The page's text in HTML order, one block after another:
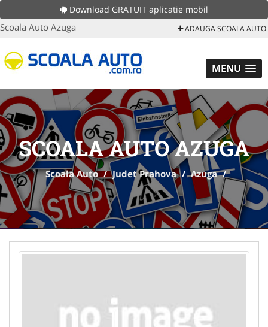
Download GRATUIT aplicatie mobil
Scoala Auto Azuga ADAUGA SCOALA AUTO
MENU
SCOALA AUTO AZUGA
Scoala Auto / Judet Prahova / Azuga /